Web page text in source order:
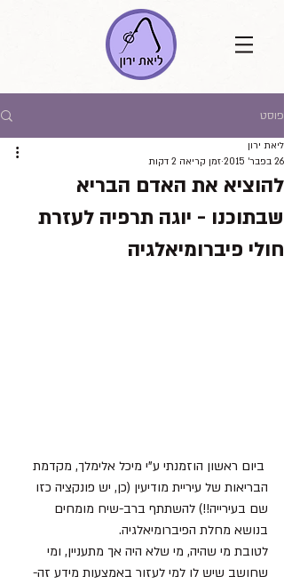
פוסט
להוציא את האדם הבריא
שבתוכנו - יוגה תרפיה לעזרת
חולי פיברומיאלגיה
ליאת ירון
26 בפבר׳ 2015
זמן קריאה 2 דקות
ביום ראשון הוזמנתי ע"י מיכל אלימלך, מקדמת
הבריאות של עיריית מודיעין (כן, יש פונקציה כזו
שם בעירייה!!) להשתתף ברב-שיח מומחים
בנושא מחלת הפיברומיאלגיה.
לטובת מי שהיה, מי שלא היה אך מתעניין, ומי
שחושב שיש לו למי לעזור באמצעות מידע זה-